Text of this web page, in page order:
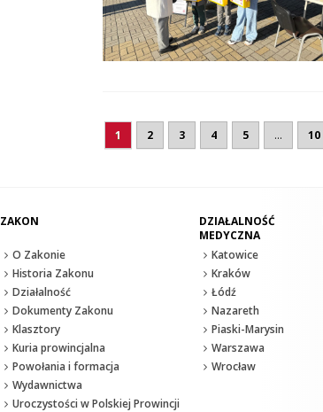
1 2 3 4 5 ... 10
ZAKON
O Zakonie
Historia Zakonu
Działalność
Dokumenty Zakonu
Klasztory
Kuria prowincjalna
Powołania i formacja
Wydawnictwa
Uroczystości w Polskiej Prowincji
DZIAŁALNOŚĆ
MEDYCZNA
Katowice
Kraków
Łódź
Nazareth
Piaski-Marysin
Warszawa
Wrocław